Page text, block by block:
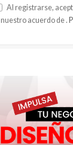
Al registrarse,
nuestro acuerdo de .